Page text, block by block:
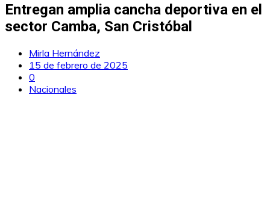
Entregan amplia cancha deportiva en el
sector Camba, San Cristóbal
Mirla Hernández
15 de febrero de 2025
0
Nacionales